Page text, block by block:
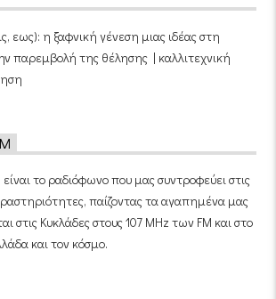
εως): η ξαφνική γένεση μιας ιδέας στη
παρεμβολή της θέλησης | καλλιτεχνική
το ραδιόφωνο που μας συντροφεύει στις
παίζοντας τα αγαπημένα μας
στις Κυκλάδες στους 107 MHz των FM και στο
και τον κόσμο.